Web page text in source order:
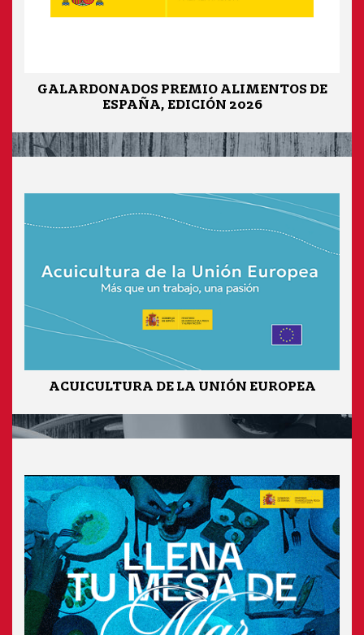
GALARDONADOS PREMIO ALIMENTOS DE
ESPAÑA, EDICIÓN 2026
ACUICULTURA DE LA UNIÓN EUROPEA